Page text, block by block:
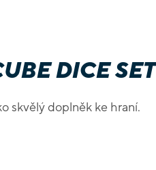
DICE SET
skvělý doplněk ke hraní.